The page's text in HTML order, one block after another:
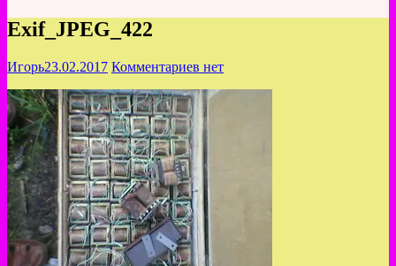
Exif_JPEG_422
Игорь23.02.2017 Комментариев нет